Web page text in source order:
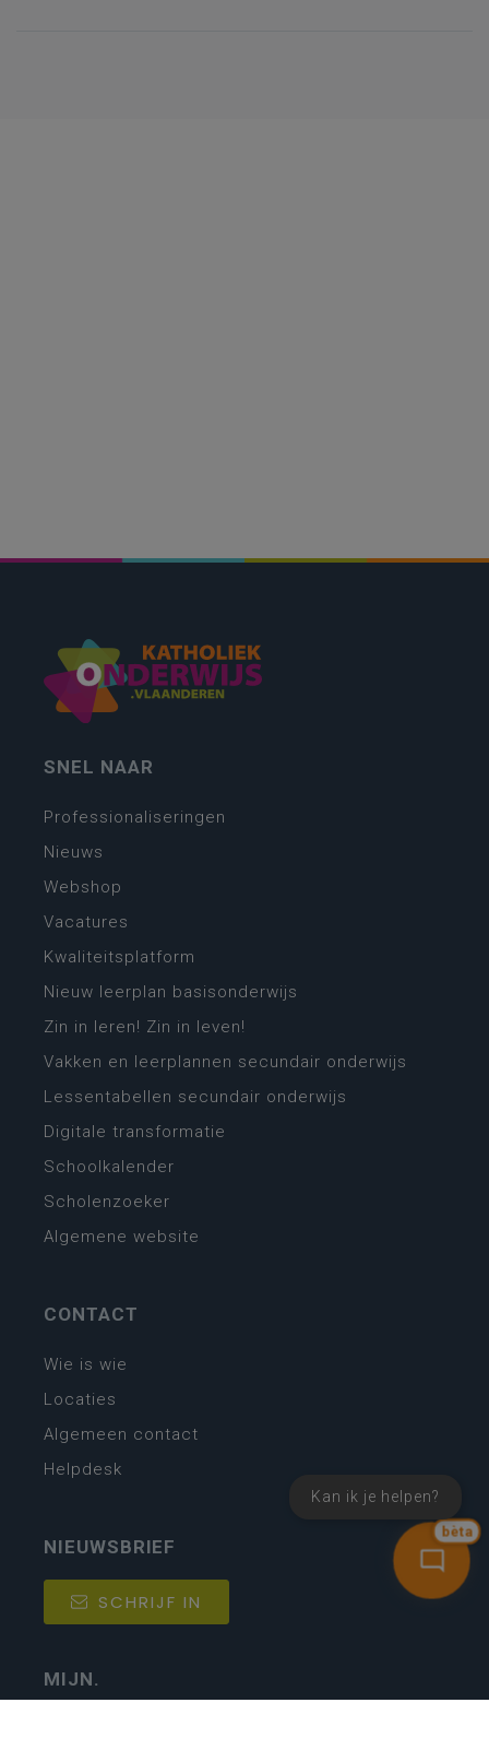
bèta
Kan ik je helpen?
SNEL NAAR
Professionaliseringen
Nieuws
Webshop
Vacatures
Kwaliteitsplatform
Nieuw leerplan basisonderwijs
Zin in leren! Zin in leven!
Vakken en leerplannen secundair onderwijs
Lessentabellen secundair onderwijs
Digitale transformatie
Schoolkalender
Scholenzoeker
Algemene website
CONTACT
Wie is wie
Locaties
Algemeen contact
Helpdesk
NIEUWSBRIEF
SCHRIJF IN
MIJN.